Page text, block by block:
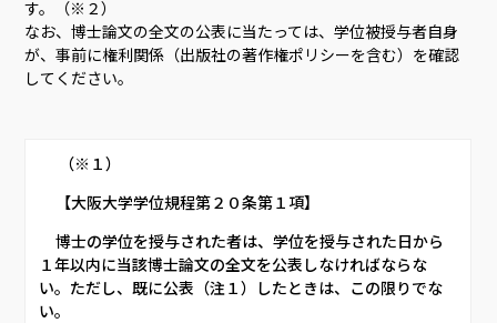
す。（※２）
なお、博士論文の全文の公表に当たっては、学位被授与者自身
が、事前に権利関係（出版社の著作権ポリシーを含む）を確認
してください。
      （※１）
     【大阪大学学位規程第２０条第１項】
     博士の学位を授与された者は、学位を授与された日から
１年以内に当該博士論文の全文を公表しなければならな
い。ただし、既に公表（注１）したときは、この限りでな
い。